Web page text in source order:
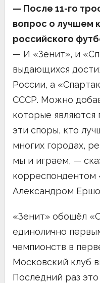
— После 11-го
вопрос о лучшем
российского
— И «Зенит», и
выдающихся
России, а
СССР. Можно
которые являются
эти споры, кто
многих городах,
мы и играем, —
корреспондентом
Александром
«Зенит» обошёл
единолично
чемпионств в
Московский клуб
Последний раз это